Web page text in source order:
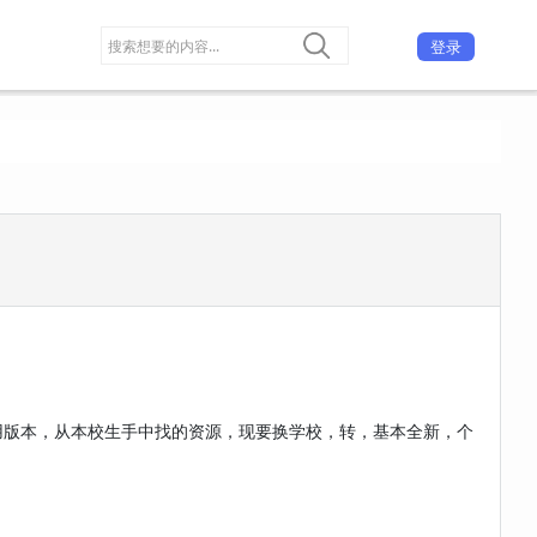
登录
本，从本校生手中找的资源，现要换学校，转，基本全新，个